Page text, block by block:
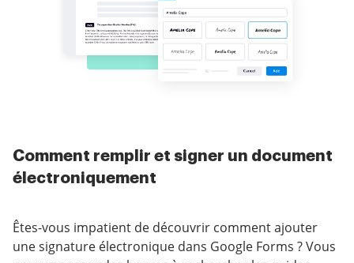
Comment remplir et signer un document
électroniquement
Êtes-vous impatient de découvrir comment ajouter
une signature électronique dans Google Forms ? Vous